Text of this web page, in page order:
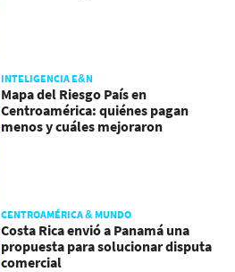
INTELIGENCIA E&N
Mapa del Riesgo País en
Centroamérica: quiénes pagan
menos y cuáles mejoraron
CENTROAMÉRICA & MUNDO
Costa Rica envió a Panamá una
propuesta para solucionar disputa
comercial